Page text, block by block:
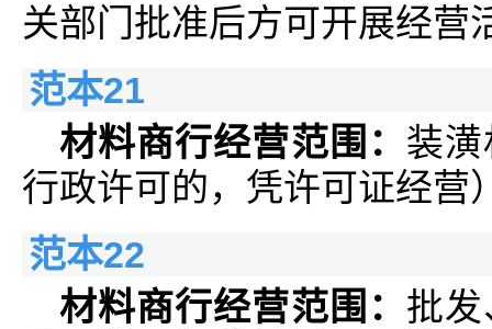
关部门批准后方可开展经营
范本21
材料商行经营范围： 装
行政许可的，凭许可证经营
范本22
材料商行经营范围： 批